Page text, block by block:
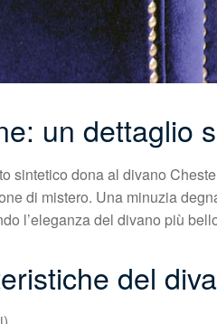
un dettaglio
sintetico dona al divano
di mistero. Una minuzia
l’eleganza del divano più
del